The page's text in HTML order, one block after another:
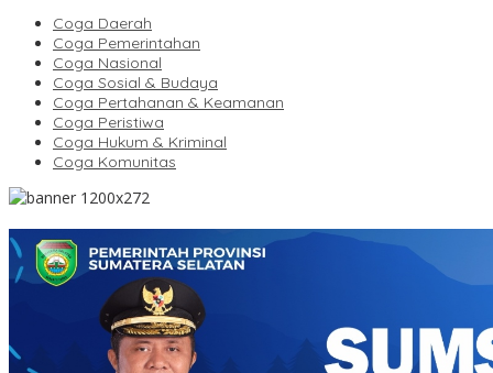
Coga Daerah
Coga Pemerintahan
Coga Nasional
Coga Sosial & Budaya
Coga Pertahanan & Keamanan
Coga Peristiwa
Coga Hukum & Kriminal
Coga Komunitas